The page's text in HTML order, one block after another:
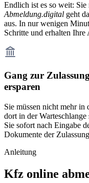
Endlich ist es so weit:
Abmeldung.digital geht
aus. In nur wenigen
Schritte und erhalten
Gang zur
ersparen
Sie müssen nicht mehr in
dort in der Warteschlange
Sie sofort nach Eingabe
Dokumente der
Anleitung
Kfz online